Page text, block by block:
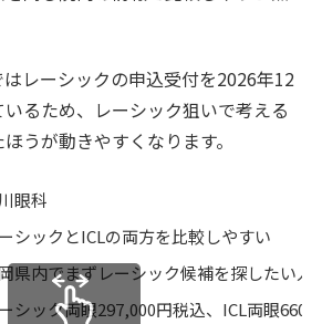
レーシックの申込受付を2026年12
るため、レーシック狙いで考える
うが動きやすくなります。
眼科
シックとICLの両方を比較しやすい
県内でまずレーシック候補を探したい人
シック両眼297,000円税込、ICL両眼